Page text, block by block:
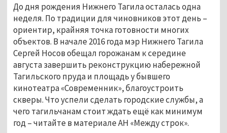
До дня рождения Нижнего Тагила осталась одна
неделя. По традиции для чиновников этот день –
ориентир, крайняя точка готовности многих
объектов. В начале 2016 года мэр Нижнего Тагила
Сергей Носов обещал горожанам к середине
августа завершить реконструкцию набережной
Тагильского пруда и площадь у бывшего
кинотеатра «Современник», благоустроить
скверы. Что успели сделать городские службы, а
чего тагильчанам стоит ждать ещё как минимум
год – читайте в материале АН «Между строк».